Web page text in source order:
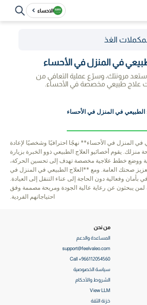
الاحساء
مرونتك، وسرّع عملية التعافي من
علاج طبيعي مخصصة في الأحساء.
في المنزل في الأحساء
الطبيعي في المنزل في الأحساء
في المنزل في الأحساء** نهجًا احترافيًا وشخصيًا لإعادة
منزلك. يقوم أخصائيو العلاج الطبيعي ذوو الخبرة بزيارة
ووضع خطط علاجية مخصصة تهدف إلى تحسين الحركة،
صحتك العامة. ومع **العلاج الطبيعي في المنزل في
بأمان وفعالية دون الحاجة إلى عناء التنقل إلى العيادة.
لمن يبحثون عن رعاية عالية الجودة ومريحة مصممة وفق
احتياجاتهم الفردية.
من نحن
المساعدة والدعم
support@feelvaleo.com
Call +966112054560
سياسة الخصوصية
الشروط والأحكام
View LLM
خزنة الثقة